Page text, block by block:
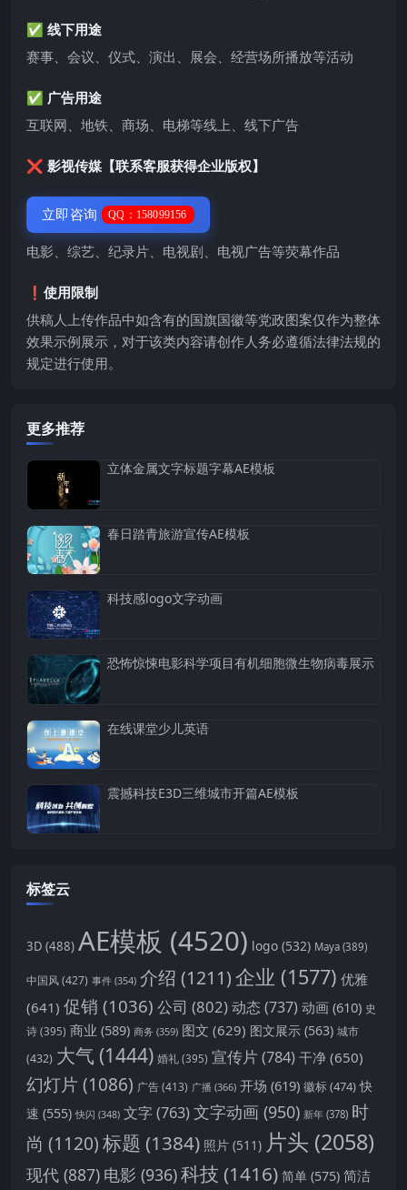
✅ 线下用途
赛事、会议、仪式、演出、展会、经营场所播放等活动
✅ 广告用途
互联网、地铁、商场、电梯等线上、线下广告
❌ 影视传媒【联系客服获得企业版权】
立即咨询 QQ：158099156
电影、综艺、纪录片、电视剧、电视广告等荧幕作品
❗️使用限制
供稿人上传作品中如含有的国旗国徽等党政图案仅作为整体
效果示例展示，对于该类内容请创作人务必遵循法律法规的
规定进行使用。
更多推荐
立体金属文字标题字幕AE模板
春日踏青旅游宣传AE模板
科技感logo文字动画
恐怖惊悚电影科学项目有机细胞微生物病毒展示
在线课堂少儿英语
震撼科技E3D三维城市开篇AE模板
标签云
3D (488) AE模板 (4520) logo (532) Maya (389)
中国风(427) 事件 (354) 介绍 (1211)企业 (1577) 优雅
(641) 促销 (1036) 公司 (802)动态 (737) 动画 (610) 史
诗 (395) 商业 (589) 商务 (359) 图文 (629) 图文展示 (563) 城市
(432) 大气 (1444) 婚礼 (395) 宣传片(784) 干净 (650)
幻灯片 (1086) 广告(413) 广播 (366) 开场 (619) 徽标(474) 快
速 (555) 快闪 (348) 文字(763)文字动画 (950) 新年 (378) 时
尚 (1120)标题 (1384) 照片 (511) 片头 (2058)
现代 (887) 电影 (936)科技 (1416) 简单 (575) 简洁